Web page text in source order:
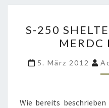
S-250
MERDC
5. März 2012
Wie bereits